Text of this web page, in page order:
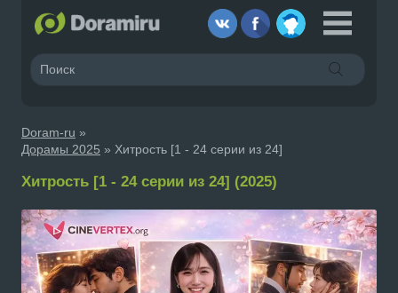
Doram-ru »
Дорамы 2025 » Хитрость [1 - 24 серии из 24]
Хитрость [1 - 24 серии из 24] (2025)